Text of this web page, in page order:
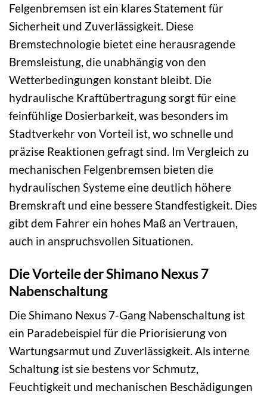
Felgenbremsen ist ein klares Statement für
Sicherheit und Zuverlässigkeit. Diese
Bremstechnologie bietet eine herausragende
Bremsleistung, die unabhängig von den
Wetterbedingungen konstant bleibt. Die
hydraulische Kraftübertragung sorgt für eine
feinfühlige Dosierbarkeit, was besonders im
Stadtverkehr von Vorteil ist, wo schnelle und
präzise Reaktionen gefragt sind. Im Vergleich zu
mechanischen Felgenbremsen bieten die
hydraulischen Systeme eine deutlich höhere
Bremskraft und eine bessere Standfestigkeit. Dies
gibt dem Fahrer ein hohes Maß an Vertrauen,
auch in anspruchsvollen Situationen.
Die Vorteile der Shimano Nexus 7
Nabenschaltung
Die Shimano Nexus 7-Gang Nabenschaltung ist
ein Paradebeispiel für die Priorisierung von
Wartungsarmut und Zuverlässigkeit. Als interne
Schaltung ist sie bestens vor Schmutz,
Feuchtigkeit und mechanischen Beschädigungen